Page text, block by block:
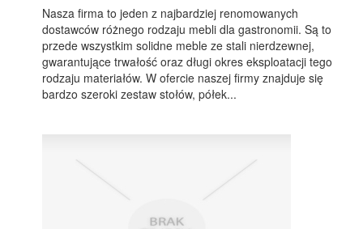
Nasza firma to jeden z najbardziej renomowanych
dostawców różnego rodzaju mebli dla gastronomii. Są to
przede wszystkim solidne meble ze stali nierdzewnej,
gwarantujące trwałość oraz długi okres eksploatacji tego
rodzaju materiałów. W ofercie naszej firmy znajduje się
bardzo szeroki zestaw stołów, półek...